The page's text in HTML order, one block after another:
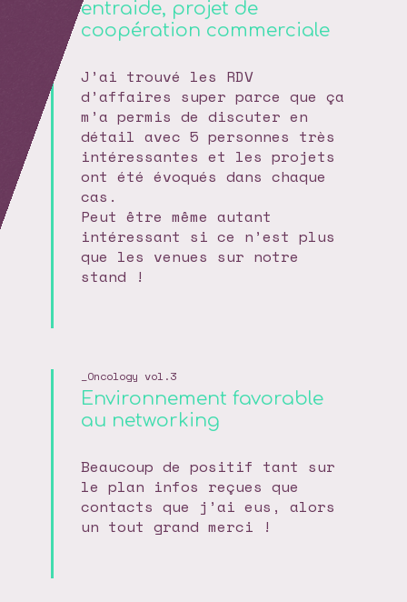
entraide, projet de
coopération commerciale
J’ai trouvé les RDV
d’affaires super parce que ça
m’a permis de discuter en
détail avec 5 personnes très
intéressantes et les projets
ont été évoqués dans chaque
cas.
Peut être même autant
intéressant si ce n’est plus
que les venues sur notre
stand !
Oncology vol.3
Environnement favorable
au networking
Beaucoup de positif tant sur
le plan infos reçues que
contacts que j’ai eus, alors
un tout grand merci !